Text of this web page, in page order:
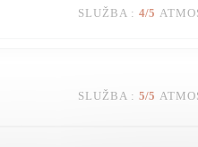
SLUŽBA : 4/5
SLUŽBA : 5/5